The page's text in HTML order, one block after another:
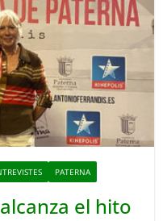
PATERNA
el hito